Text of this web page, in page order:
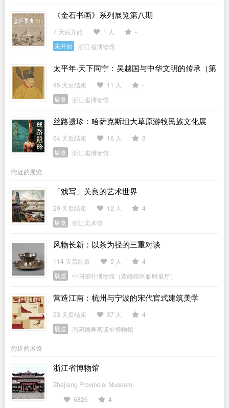
《金石书画》系列展览第八期
7 天后开始 1 人
-
未开始
浙江省博物馆
太平年·天下同宁：吴越国与中华文明的传承（第
一期）
85 天后结束 11 人
-
展览
浙江省博物馆
丝路遗珍：哈萨克斯坦大草原游牧民族文化展
64 天后结束 16 人
3
展览
浙江省博物馆
附近的展览
「戏写」关良的艺术世界
29 天后结束 12 人
4
展览
浙江美术馆
风物长新：以茶为径的三重对谈
114 天后结束 5 人
4
展览
中国茶叶博物馆（双峰馆区临时展厅）
营造江南：杭州与宁波的宋代官式建筑美学
23 天后结束 37 人
4
展览
南宋德寿宫遗址博物馆
附近的展馆
浙江省博物馆
Zhejiang Provincial Museum
6826
4